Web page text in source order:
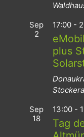
Sep
2
17:00 -
plus
Sep
18
13:00 -
Tag